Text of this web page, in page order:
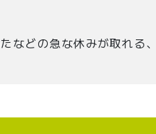
などの急な休みが取れる